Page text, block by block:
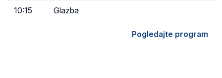
10:15 Glazba
Pogledajte program